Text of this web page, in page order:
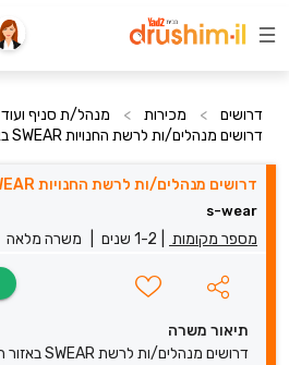
דרושים > מכירות > מנהל/ת סניף ועוד 4 תחומים
דרושים מנהלים/ות לרשת החנויות SWEAR בא‎זור השרון
דרושים מנהלים/ות לרשת החנויות SWEAR בא‎זור השרון
s-wear
מספר מקומות 1-2 שנים משרה מלאה
תיאור משרה
דרושים מנהלים/ות לרשת SWEAR באזור השרון | שכר גבוה + בונוסים!